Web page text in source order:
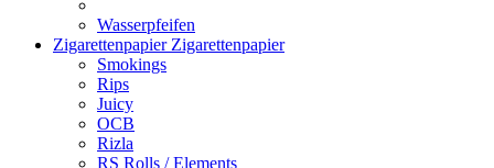
Wasserpfeifen
Zigarettenpapier Zigarettenpapier
Smokings
Rips
Juicy
OCB
Rizla
RS Rolls / Elements